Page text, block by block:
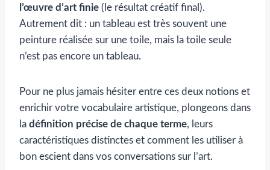
l’œuvre d’art finie (le résultat créatif final).
Autrement dit : un tableau est très souvent une
peinture réalisée sur une toile, mais la toile seule
n’est pas encore un tableau.
Pour ne plus jamais hésiter entre ces deux notions et
enrichir votre vocabulaire artistique, plongeons dans
la définition précise de chaque terme, leurs
caractéristiques distinctes et comment les utiliser à
bon escient dans vos conversations sur l’art.